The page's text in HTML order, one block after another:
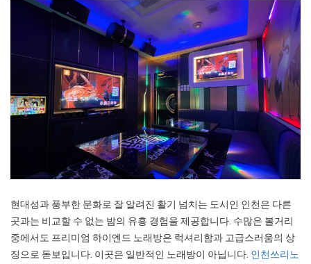
현대성과 풍부한 문화로 잘 알려진 활기 넘치는 도시인 인천은 다른
곳과는 비교할 수 없는 밤의 유흥 경험을 제공합니다. 수많은 볼거리
중에서도 프리미엄 하이엔드 노래방은 럭셔리함과 고급스러움의 상
징으로 돋보입니다. 이곳은 일반적인 노래방이 아닙니다. 인천쓰리노